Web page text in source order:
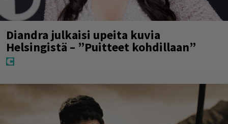
Diandra julkaisi upeita kuvia
Helsingistä – ”Puitteet kohdillaan”